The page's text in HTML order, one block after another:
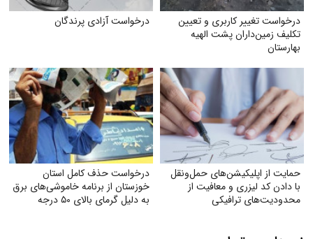
درخواست تغییر کاربری و تعیین‌
تکلیف زمین‌داران پشت الهیه
بهارستان
درخواست آزادی پرندگان
حمایت از اپلیکیشن‌های حمل‌ونقل
با دادن کد لیزری و معافیت از
محدودیت‌های ترافیکی
درخواست حذف کامل استان
خوزستان از برنامه خاموشی‌های برق
به دلیل گرمای بالای ۵۰ درجه